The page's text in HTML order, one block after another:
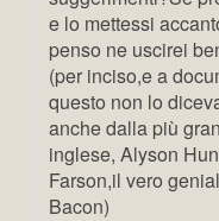
e lo mettessi
penso ne uscirei
(per inciso,e a
questo non lo
anche dalla più
inglese, Alyson
Farson,il vero
Bacon)